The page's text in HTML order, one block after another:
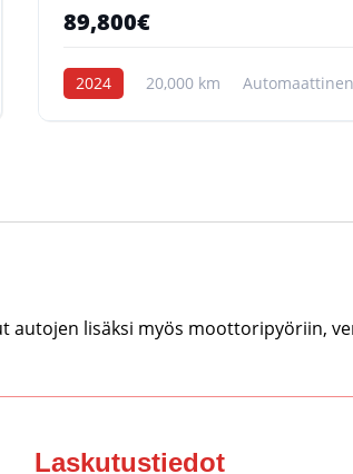
89,800€
2024 20,000 km Automaattinen
autojen lisäksi myös moottoripyöriin,
Laskutustiedot